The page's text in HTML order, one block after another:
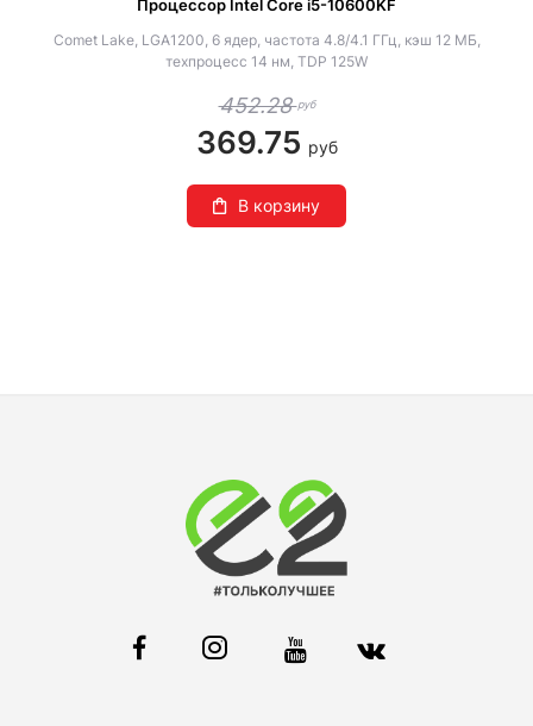
Процессор Intel Core i5-10600KF
Comet Lake, LGA1200, 6 ядер, частота 4.8/4.1 ГГц, кэш 12 МБ,
техпроцесс 14 нм, TDP 125W
452.28руб
369.75 руб
В корзину